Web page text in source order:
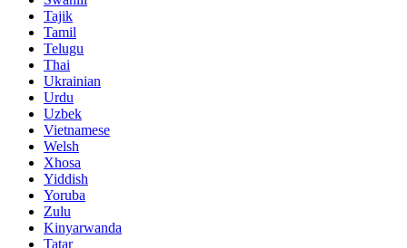
Tajik
Tamil
Telugu
Thai
Ukrainian
Urdu
Uzbek
Vietnamese
Welsh
Xhosa
Yiddish
Yoruba
Zulu
Kinyarwanda
Tatar